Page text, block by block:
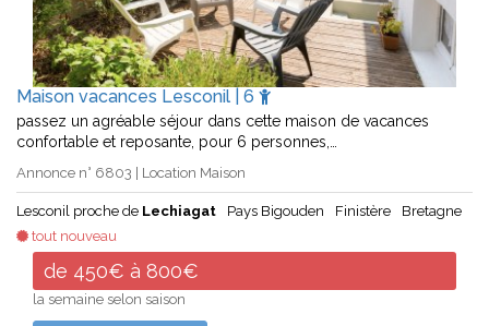
Maison vacances Lesconil | 6
passez un agréable séjour dans cette maison de vacances
confortable et reposante, pour 6 personnes,…
Annonce n° 6803 | Location Maison
Lesconil proche de Lechiagat Pays Bigouden Finistère
Bretagne
tout nouveau
de 450€ à 800€
la semaine selon saison